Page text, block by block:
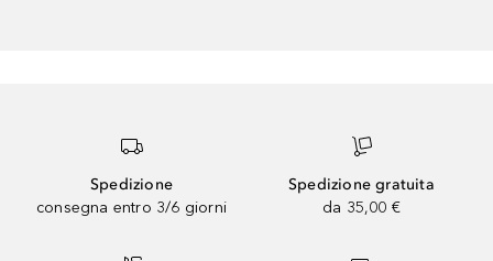
Spedizione
consegna entro 3/6 giorni
Spedizione gratuita
da 35,00 €